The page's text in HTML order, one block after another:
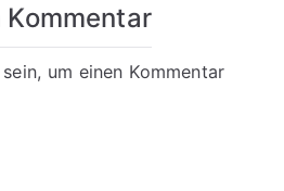
Kommentar
sein, um einen Kommentar